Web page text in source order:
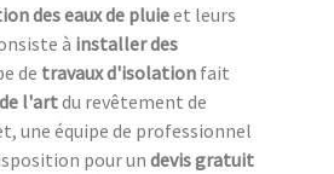
des eaux de pluieet leurs
à installer des
de travaux d'isolation fait
l'artdu revêtement de
une équipe de professionnel
pour un devis gratuit